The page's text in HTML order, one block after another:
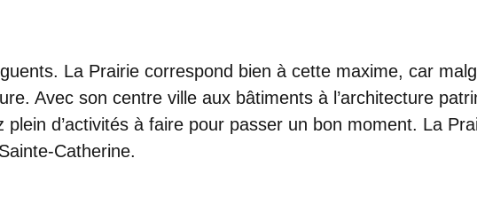
La Prairie correspond bien à cette maxime, car
Avec son centre ville aux bâtiments à l’architecture
d’activités à faire pour passer un bon moment. La
Catherine.